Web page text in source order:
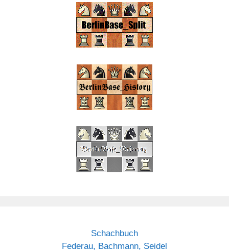
Schachbuch
Federau, Bachmann, Seidel